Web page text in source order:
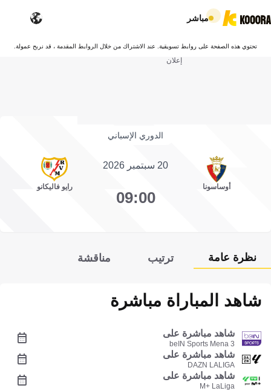
مباشر
تحتوي هذه الصفحة على روابط تسويقية. عند الاشتراك من خلال الروابط المقدمة ، قد نربح عمولة.
إعلان
الدوري الإسباني
أوساسونا
20 سبتمبر 2026
09:00
رايو فاليكانو
نظرة عامة ترتيب مناقشة
شاهد المباراة مباشرة
شاهد مباشرة على
beIN Sports Mena 3
شاهد مباشرة على
DAZN LALIGA
شاهد مباشرة على
M+ LaLiga